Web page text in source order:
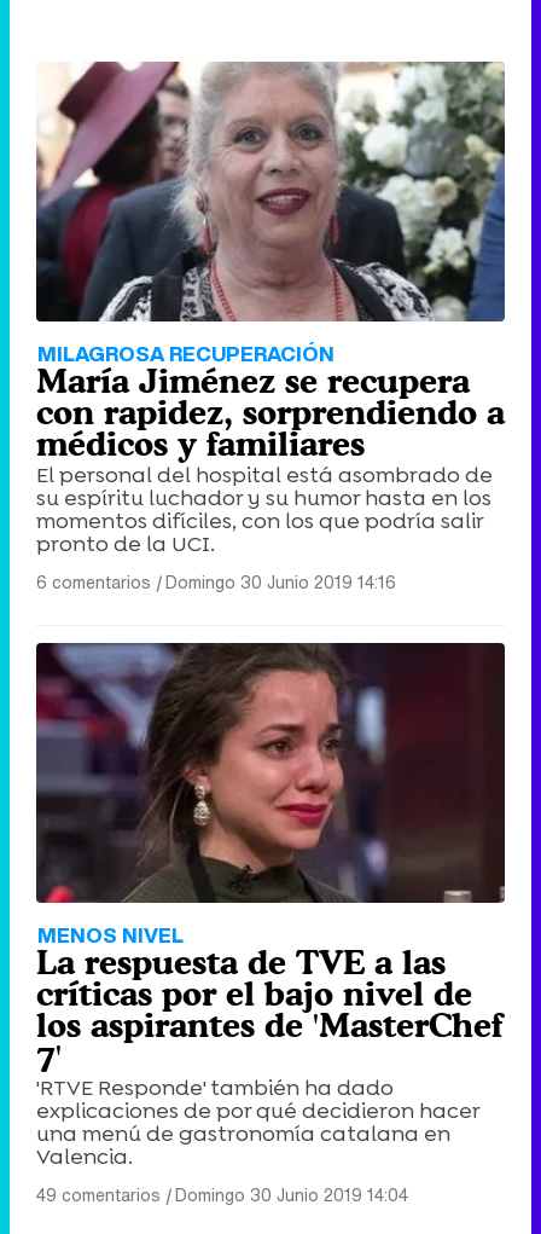
MILAGROSA RECUPERACIÓN
María Jiménez se recupera
con rapidez, sorprendiendo a
médicos y familiares
El personal del hospital está asombrado de
su espíritu luchador y su humor hasta en los
momentos difíciles, con los que podría salir
pronto de la UCI.
6 comentarios |Domingo 30 Junio 2019 14:16
MENOS NIVEL
La respuesta de TVE a las
críticas por el bajo nivel de
los aspirantes de 'MasterChef
7'
'RTVE Responde' también ha dado
explicaciones de por qué decidieron hacer
una menú de gastronomía catalana en
Valencia.
49 comentarios |Domingo 30 Junio 2019 14:04